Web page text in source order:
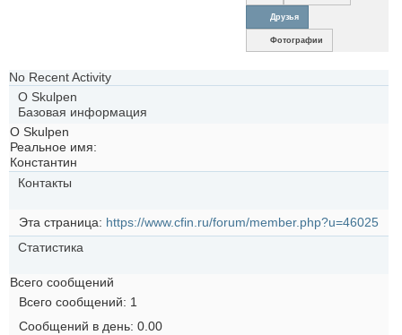
Друзья
Фотографии
No Recent Activity
О Skulpen
Базовая информация
О Skulpen
Реальное имя:
Константин
Контакты
Эта страница https://www.cfin.ru/forum/member.php?u=46025
Статистика
Всего сообщений
Всего сообщений
1
Сообщений в день 0.00